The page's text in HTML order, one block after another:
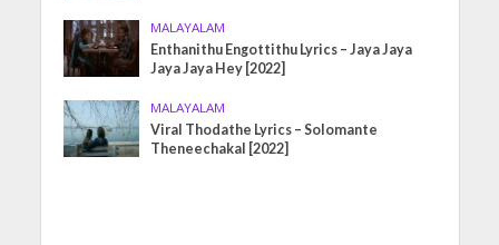
MALAYALAM
Enthanithu Engottithu Lyrics – Jaya Jaya
Jaya Jaya Hey [2022]
MALAYALAM
Viral Thodathe Lyrics – Solomante
Theneechakal [2022]